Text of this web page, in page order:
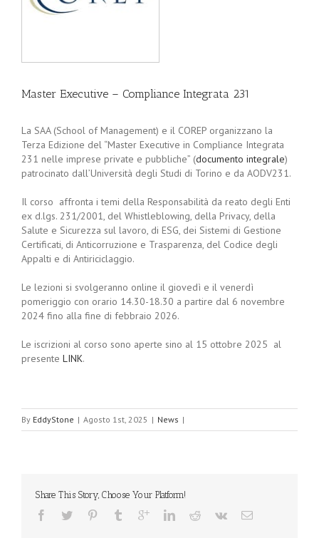
Master Executive – Compliance Integrata 231
La SAA (School of Management) e il COREP organizzano la
Terza Edizione del “Master Executive in Compliance Integrata
231 nelle imprese private e pubbliche” (documento integrale)
patrocinato dall’Università degli Studi di Torino e da AODV231.
Il corso affronta i temi della Responsabilità da reato degli Enti
ex d.lgs. 231/2001, del Whistleblowing, della Privacy, della
Salute e Sicurezza sul lavoro, di ESG, dei Sistemi di Gestione
Certificati, di Anticorruzione e Trasparenza, del Codice degli
Appalti e di Antiriciclaggio.
Le lezioni si svolgeranno online il giovedì e il venerdì
pomeriggio con orario 14.30-18.30 a partire dal 6 novembre
2024 fino alla fine di febbraio 2026.
Le iscrizioni al corso sono aperte sino al 15 ottobre 2025 al
presente LINK.
By EddyStone | Agosto 1st, 2025 | News |
Share This Story, Choose Your Platform!